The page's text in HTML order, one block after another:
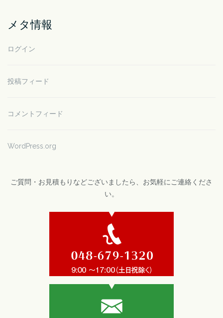
メタ情報
ログイン
投稿フィード
コメントフィード
WordPress.org
ご質問・お見積もりなどございましたら、お気軽にご連絡くださ
い。